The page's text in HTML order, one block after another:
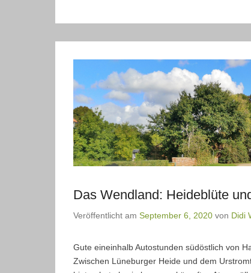
Das Wendland: Heideblüte
Veröffentlicht am September 6, 2020 von Didi
Gute eineinhalb Autostunden südöstlich von
Zwischen Lüneburger Heide und dem